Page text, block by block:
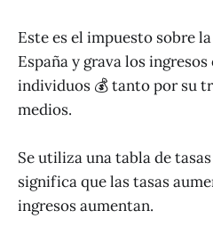
Este es el impuesto sobre
España y grava los
individuos 💰 tanto por su
medios.
Se utiliza una tabla de
significa que las tasas
ingresos aumentan.